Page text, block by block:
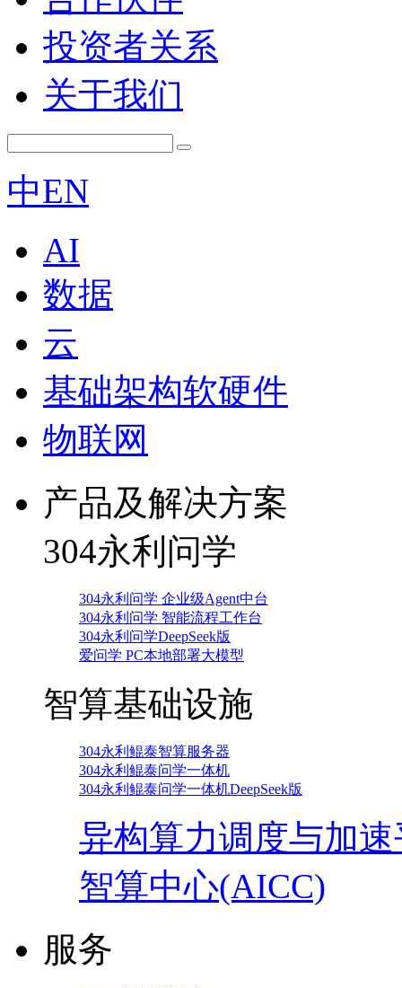
投资者关系
关于我们
中EN
AI
数据
云
基础架构软硬件
物联网
产品及解决方案
304永利问学
304永利问学 企业级Agent中台
304永利问学 智能流程工作台
304永利问学DeepSeek版
爱问学 PC本地部署大模型
智算基础设施
304永利鲲泰智算服务器
304永利鲲泰问学一体机
304永利鲲泰问学一体机DeepSeek版
异构算力调度与加
智算中心(AICC)
服务